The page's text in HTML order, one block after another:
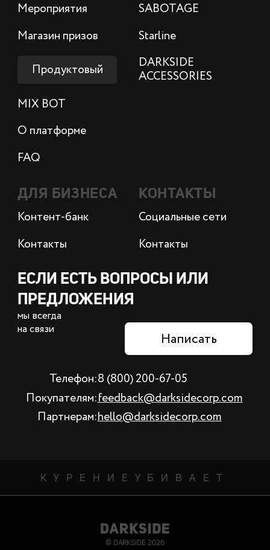
Мероприятия
Магазин призов
Продуктовый
MIX BOT
О платформе
FAQ
SABOTAGE
Starline
DARKSIDE
ACCESSORIES
ДЛЯ БИЗНЕСА
Контент-банк
Контакты
КОНТАКТЫ
Социальные сети
Контакты
ЕСЛИ ЕСТЬ ВОПРОСЫ ИЛИ
ПРЕДЛОЖЕНИЯ
мы всегда
на связи
Написать
Телефон:8 (800) 200-67-05
Покупателям:feedback@darksidecorp.com
Партнерам:hello@darksidecorp.com
КУРЕНИЕ УБИВАЕТ
© DARKSIDE 2026